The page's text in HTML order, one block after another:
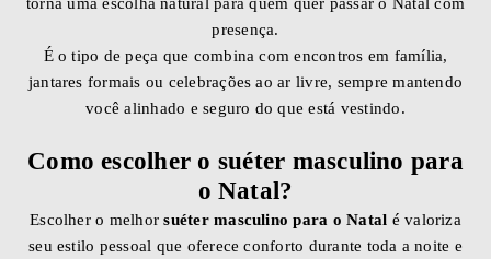
presença.
É o tipo de peça que combina com encontros em família,
jantares formais ou celebrações ao ar livre, sempre mantendo
você alinhado e seguro do que está vestindo.
Como escolher o suéter masculino para
o Natal?
Escolher o melhorsuéter masculino para o Natal é valoriza
seu estilo pessoal que oferece conforto durante toda a noite e